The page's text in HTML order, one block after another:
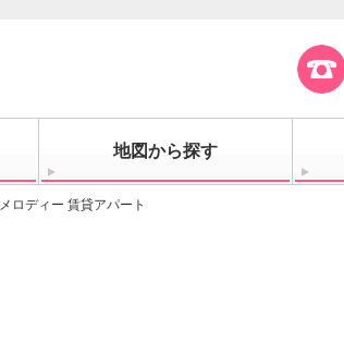
地図から探す
メロディー 賃貸アパート